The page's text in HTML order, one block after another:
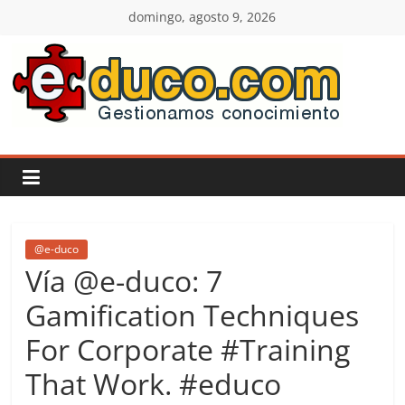
contenido
domingo, agosto 9, 2026
E-
duco:
Gestión
del
Conocimiento
Learn
more.
@e-duco
Vía @e-duco: 7
Gamification Techniques
For Corporate #Training
That Work. #educo